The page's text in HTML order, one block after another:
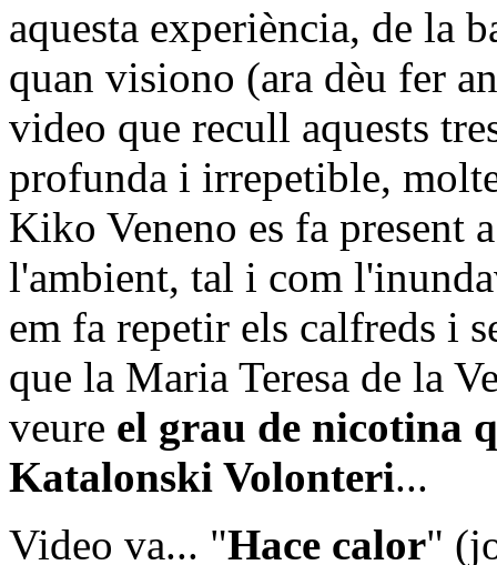
aquesta experiència, de la
quan visiono (ara dèu fer
video que recull aquests
profunda i irrepetible,
Kiko Veneno es fa present
l'ambient, tal i com
em fa repetir els calfreds i
que la Maria Teresa de la
veure el grau de nicotina
Katalonski Volonteri...
Video va... "Hace calor"